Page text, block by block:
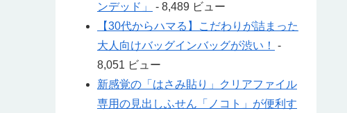
ンデッド」
- 8,489 ビュー
【30代からハマる】こだわりが詰まった
大人向けバッグインバッグが渋い！
-
8,051 ビュー
新感覚の「はさみ貼り」クリアファイル
専用の見出しふせん「ノコト」が便利す